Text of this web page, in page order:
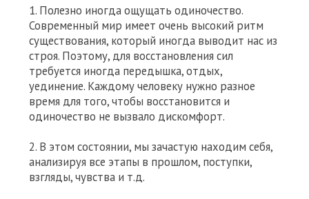
1. Полезно иногда ощущать одиночество.
Современный мир имеет очень высокий ритм
существования, который иногда выводит нас из
строя. Поэтому, для восстановления сил
требуется иногда передышка, отдых,
уединение. Каждому человеку нужно разное
время для того, чтобы восстановится и
одиночество не вызвало дискомфорт.
2. В этом состоянии, мы зачастую находим себя,
анализируя все этапы в прошлом, поступки,
взгляды, чувства и т.д.